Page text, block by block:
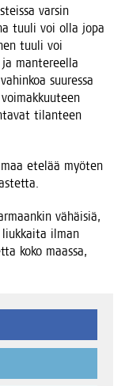
var­sin
tuu­li voi olla jopa
tuu­li voi
man­te­reel­la
suu­res­sa
tilan­teen
ete­lää myö­ten
vähäi­siä,
ilman
koko maas­sa,